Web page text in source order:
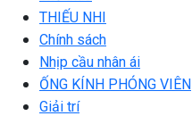
THIẾU NHI
Chính sách
Nhịp cầu nhân ái
ỐNG KÍNH PHÓNG VIÊN
Giải trí